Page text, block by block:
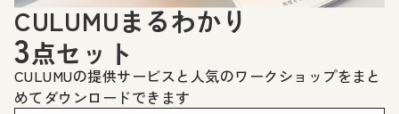
CULUMUまるわかり
3点セット
CULUMUの提供サービスと人気のワークショップをまと
めてダウンロードできます